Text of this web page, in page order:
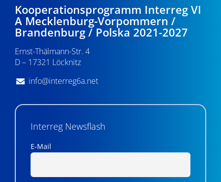
Kooperationsprogramm Interreg VI
A Mecklenburg-Vorpommern /
Brandenburg / Polska 2021-2027
Ernst-Thälmann-Str. 4
D – 17321 Löcknitz
info@interreg6a.net
Interreg Newsflash
E-Mail